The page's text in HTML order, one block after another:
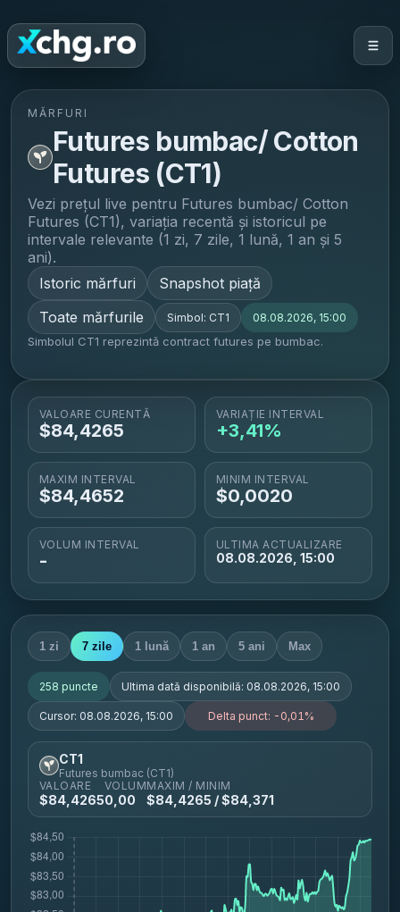
MĂRFURI
Futures bumbac/ Cotton
Futures (CT1)
Vezi prețul live pentru Futures bumbac/ Cotton
Futures (CT1), variația recentă și istoricul pe
intervale relevante (1 zi, 7 zile, 1 lună, 1 an și 5
ani).
Istoric mărfuri
Snapshot piață
Toate mărfurile
Simbol: CT1 08.08.2026, 15:00
Simbolul CT1 reprezintă contract futures pe bumbac.
VALOARE CURENTĂ
$84,4265
VARIAȚIE INTERVAL
+3,41%
MAXIM INTERVAL
$84,4652
MINIM INTERVAL
$0,0020
VOLUM INTERVAL
-
ULTIMA ACTUALIZARE
08.08.2026, 15:00
1 zi 7 zile 1 lună 1 an 5 ani Max
258 puncte Ultima dată disponibilă: 08.08.2026, 15:00
Cursor: 08.08.2026, 15:00 Delta punct: -0,01%
CT1
Futures bumbac (CT1)
VALOARE
$84,4265
VOLUM
0,00
MAXIM / MINIM
$84,4265 / $84,371